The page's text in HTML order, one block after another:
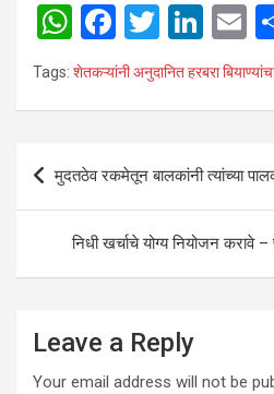
W
h
at
A
p
F
a
ce
o
k
T
wi
tt
Li
n
ke
n
E
ail
Tags: शेतकऱ्यांनी अनुदानित हरबरा
Post
navigation
मुदतठेव रकमेतून बालकांनी त्यांच्या
निधी खर्चाचे योग्य नियोजन करावे
Leave a Reply
Your email address will not be